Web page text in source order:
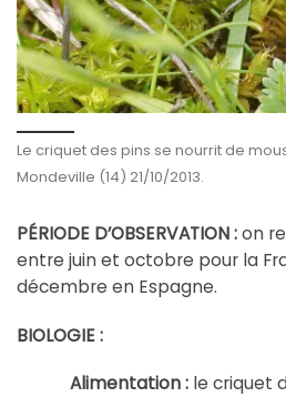
Le criquet des pins se nourrit de
Mondeville (14) 21/10/2013.
PÉRIODE D’OBSERVATION :on
entre juin et octobre pour la
décembre en Espagne.
BIOLOGIE :
Alimentation : le criquet